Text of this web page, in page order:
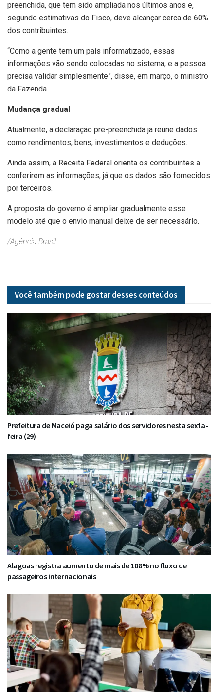
preenchida, que tem sido ampliada nos últimos anos e,
segundo estimativas do Fisco, deve alcançar cerca de 60%
dos contribuintes.
“Como a gente tem um país informatizado, essas
informações vão sendo colocadas no sistema, e a pessoa
precisa validar simplesmente”, disse, em março, o ministro
da Fazenda.
Mudança gradual
Atualmente, a declaração pré-preenchida já reúne dados
como rendimentos, bens, investimentos e deduções.
Ainda assim, a Receita Federal orienta os contribuintes a
conferirem as informações, já que os dados são fornecidos
por terceiros.
A proposta do governo é ampliar gradualmente esse
modelo até que o envio manual deixe de ser necessário.
/Agência Brasil
Você também pode gostar desses conteúdos
Prefeitura de Maceió paga salário dos servidores nesta sexta-
feira (29)
Alagoas registra aumento de mais de 108% no fluxo de
passageiros internacionais